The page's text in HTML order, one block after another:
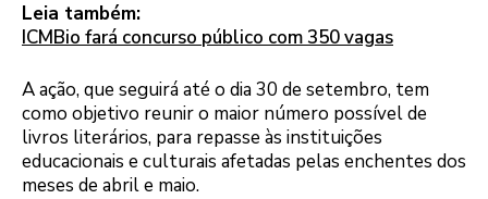
Leia também:
ICMBio fará concurso público com 350 vagas
A ação, que seguirá até o dia 30 de setembro, tem
como objetivo reunir o maior número possível de
livros literários, para repasse às instituições
educacionais e culturais afetadas pelas enchentes dos
meses de abril e maio.